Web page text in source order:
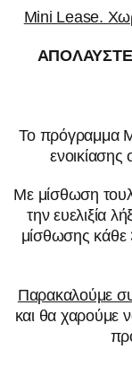
Mini Lease.
Το πρόγραμμα
Με μίσθωση
την ευελιξία
μίσθωσης κάθε
Παρακαλούμε
και θα χαρούμε